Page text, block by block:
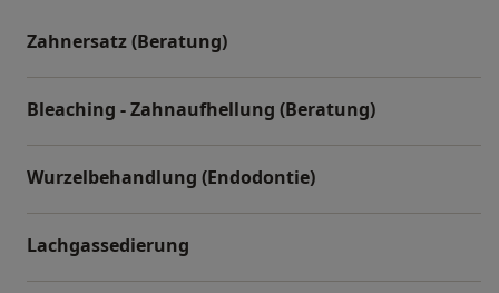
Zahnersatz (Beratung)
Bleaching - Zahnaufhellung (Beratung)
Wurzelbehandlung (Endodontie)
Lachgassedierung